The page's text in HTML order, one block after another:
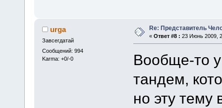
urga
Завсегдатай
Сообщений: 994
Karma: +0/-0
Re: Представитель
« Ответ #8 : 23 Июнь 2009,
Вообще-то
тандем,
но эту